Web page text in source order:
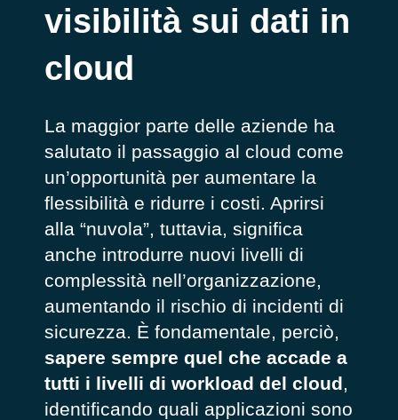
visibilità sui dati in
cloud
La maggior parte delle aziende ha
salutato il passaggio al cloud come
un’opportunità per aumentare la
flessibilità e ridurre i costi. Aprirsi
alla “nuvola”, tuttavia, significa
anche introdurre nuovi livelli di
complessità nell’organizzazione,
aumentando il rischio di incidenti di
sicurezza. È fondamentale, perciò,
sapere sempre quel che accade a
tutti i livelli di workload del cloud,
identificando quali applicazioni sono